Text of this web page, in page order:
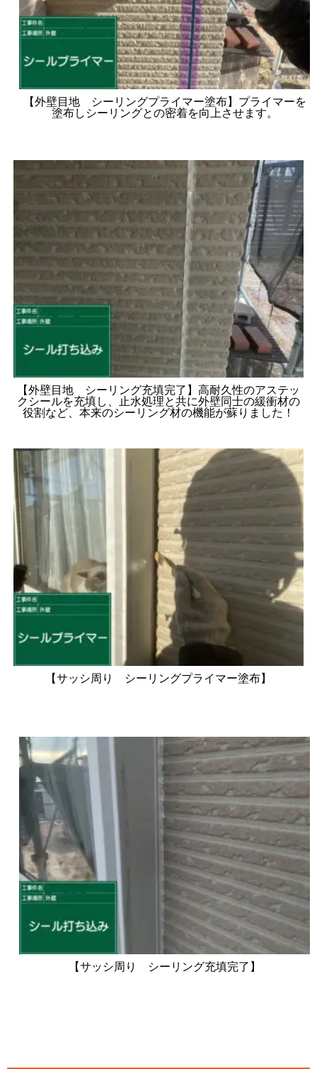
【外壁目地 シーリングプライマー塗布】プライマーを
塗布しシーリングとの密着を向上させます。
【外壁目地 シーリング充填完了】高耐久性のアステッ
クシールを充填し、止水処理と共に外壁同士の緩衝材の
役割など、本来のシーリング材の機能が蘇りました！
【サッシ周り シーリングプライマー塗布】
【サッシ周り シーリング充填完了】